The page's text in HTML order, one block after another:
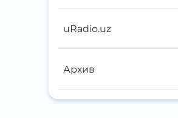
uRadio.uz
Архив